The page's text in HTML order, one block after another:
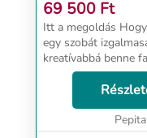
166...
69 500 Ft
Itt a megoldás Hogyan tehetsz
egy szobát
kreatívabbá benne
könnyen! Egy
Pepita